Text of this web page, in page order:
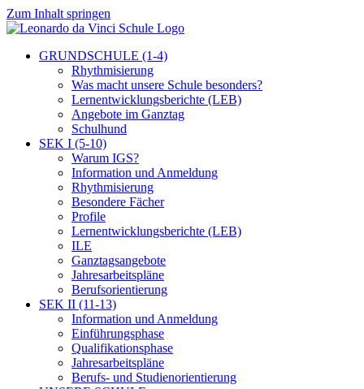
Zum Inhalt springen
GRUNDSCHULE (1-4)
Rhythmisierung
Was macht unsere Schule besonders?
Lernentwicklungsberichte (LEB)
Angebote im Ganztag
Schulhund
SEK I (5-10)
Warum IGS?
Information und Anmeldung
Rhythmisierung
Besondere Fächer
Profile
Lernentwicklungsberichte (LEB)
ILE
Ganztagsangebote
Jahresarbeitspläne
Berufsorientierung
SEK II (11-13)
Information und Anmeldung
Einführungsphase
Qualifikationsphase
Jahresarbeitspläne
Berufs- und Studienorientierung